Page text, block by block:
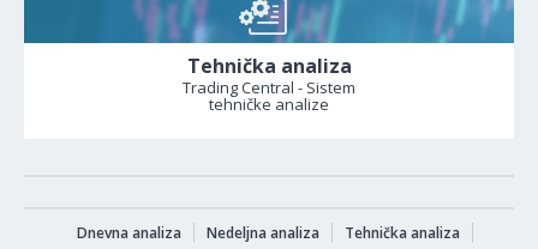
Tehnička analiza
Trading Central - Sistem
tehničke analize
Dnevna analiza Nedeljna analiza Tehnička analiza